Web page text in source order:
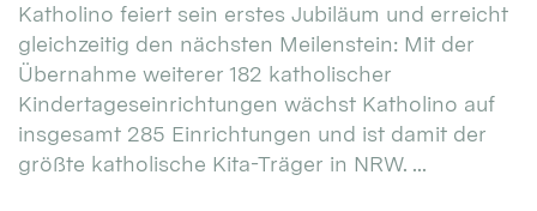
Katholino feiert sein erstes Jubiläum und erreicht
gleichzeitig den nächsten Meilenstein: Mit der
Übernahme weiterer 182 katholischer
Kindertageseinrichtungen wächst Katholino auf
insgesamt 285 Einrichtungen und ist damit der
größte katholische Kita-Träger in NRW. ...